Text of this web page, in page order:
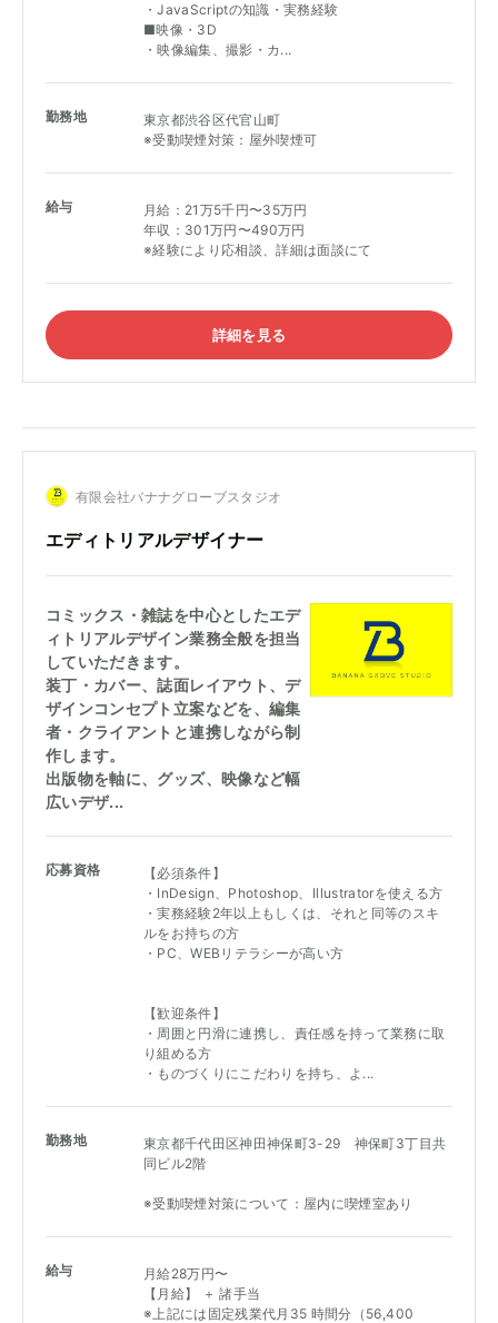
・JavaScriptの知識・実務経験
■映像・3D
・映像編集、撮影・カ...
勤務地
東京都渋谷区代官山町
※受動喫煙対策：屋外喫煙可
給与
月給：21万5千円〜35万円
年収：301万円〜490万円
※経験により応相談、詳細は面談にて
詳細を見る
有限会社バナナグローブスタジオ
エディトリアルデザイナー
コミックス・雑誌を中心としたエデ
ィトリアルデザイン業務全般を担当
していただきます。
装丁・カバー、誌面レイアウト、デ
ザインコンセプト立案などを、編集
者・クライアントと連携しながら制
作します。
出版物を軸に、グッズ、映像など幅
広いデザ...
応募資格
【必須条件】
・InDesign、Photoshop、Illustratorを使える方
・実務経験2年以上もしくは、それと同等のスキ
ルをお持ちの方
・PC、WEBリテラシーが高い方
【歓迎条件】
・周囲と円滑に連携し、責任感を持って業務に取
り組める方
・ものづくりにこだわりを持ち、よ...
勤務地
東京都千代田区神田神保町3-29 神保町3丁目共
同ビル2階
※受動喫煙対策について：屋内に喫煙室あり
給与
月給28万円〜
【月給】 ＋ 諸手当
※上記には固定残業代月35 時間分（56,400